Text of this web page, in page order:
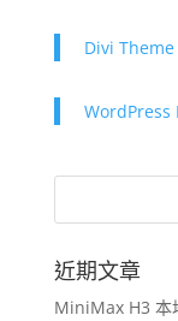
Divi Theme
WordPress
近期文章
MiniMax H3 本